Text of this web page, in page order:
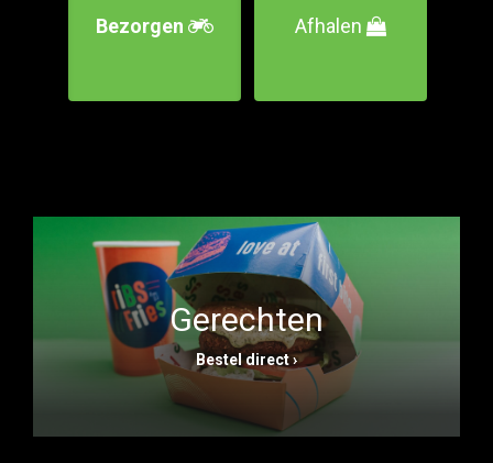
Bezorgen Afhalen
Gerechten
Bestel direct ›